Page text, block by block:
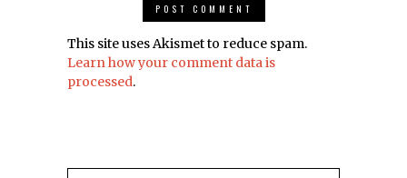
This site uses Akismet to reduce spam.
Learn how your comment data is
processed.